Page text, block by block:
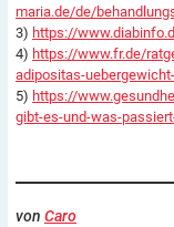
maria.de/de/
3) https://
4) https://www.fr.de/
adipositas-
5) https://
gibt-es-und-was-
von Caro